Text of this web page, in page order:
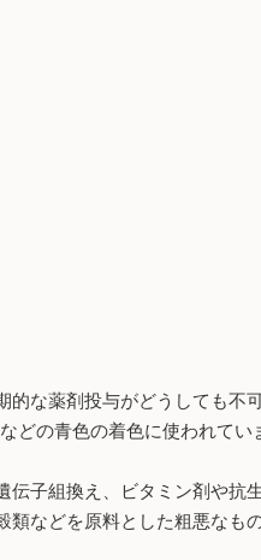
な薬剤投与がどうしても不
の青色の着色に使われて
子組換え、ビタミン剤や抗
などを原料とした粗悪なもの